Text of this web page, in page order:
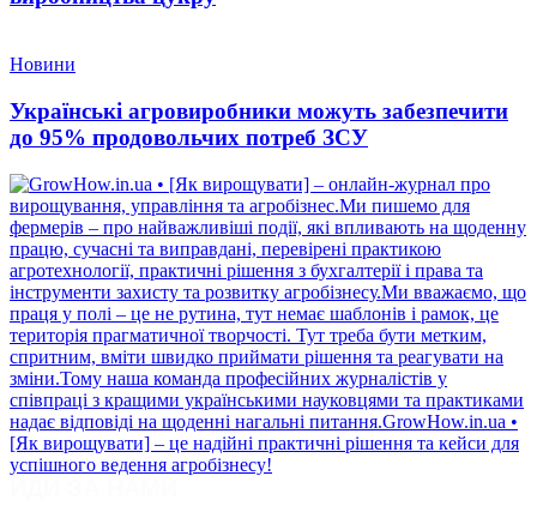
Новини
Українські агровиробники можуть забезпечити
до 95% продовольчих потреб ЗСУ